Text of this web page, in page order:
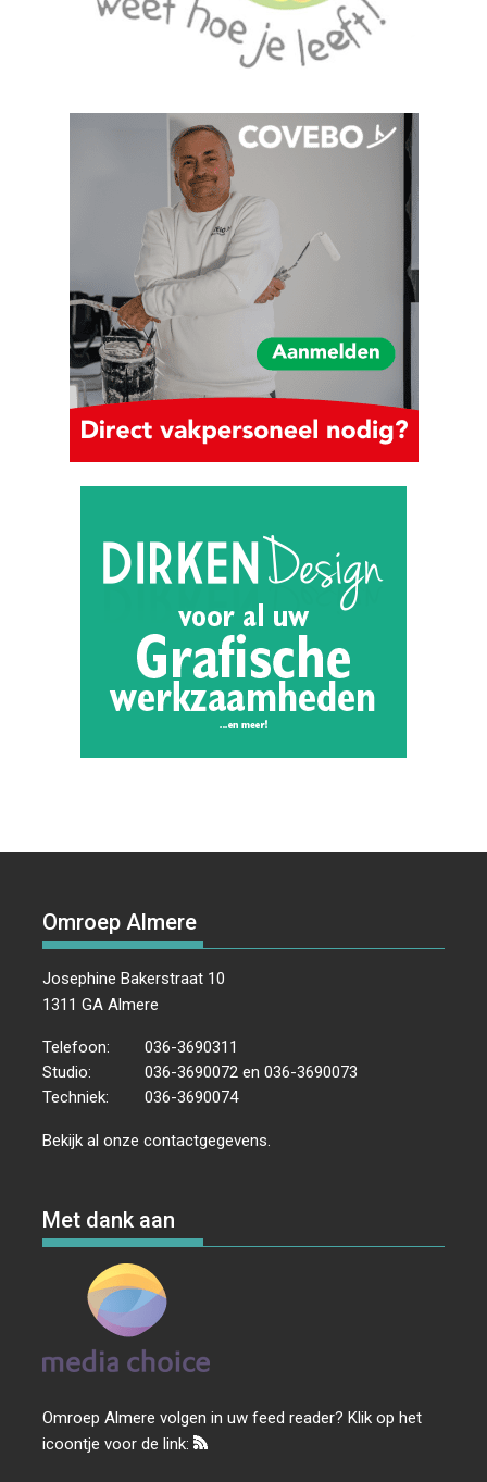
Omroep Almere
Josephine Bakerstraat 10
1311 GA Almere
Telefoon:
036-3690311
Studio:
036-3690072 en 036-3690073
Techniek:
036-3690074
Bekijk al onzecontactgegevens
Met dank aan
Omroep Almere volgen in uw feed reader? Klik op het
icoontje voor de link: